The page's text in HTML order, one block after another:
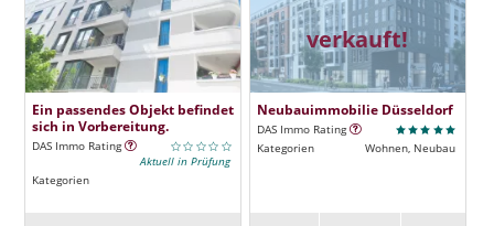
Ein passendes Objekt befindet
sich in Vorbereitung.
DAS Immo Rating
Aktuell in Prüfung
Kategorien
verkauft!
Neubauimmobilie Düsseldorf
DAS Immo Rating
Kategorien
Wohnen, Neubau